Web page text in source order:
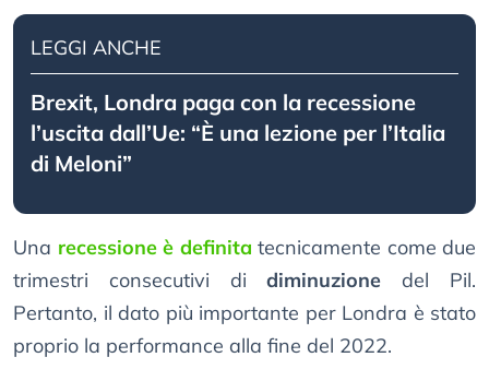
LEGGI ANCHE
Brexit, Londra paga con la recessione
l’uscita dall’Ue: “È una lezione per l’Italia
di Meloni”
Una recessione è definita tecnicamente come due
trimestri consecutivi didiminuzione del Pil.
Pertanto, il dato più importante per Londra è stato
proprio la performance alla fine del 2022.